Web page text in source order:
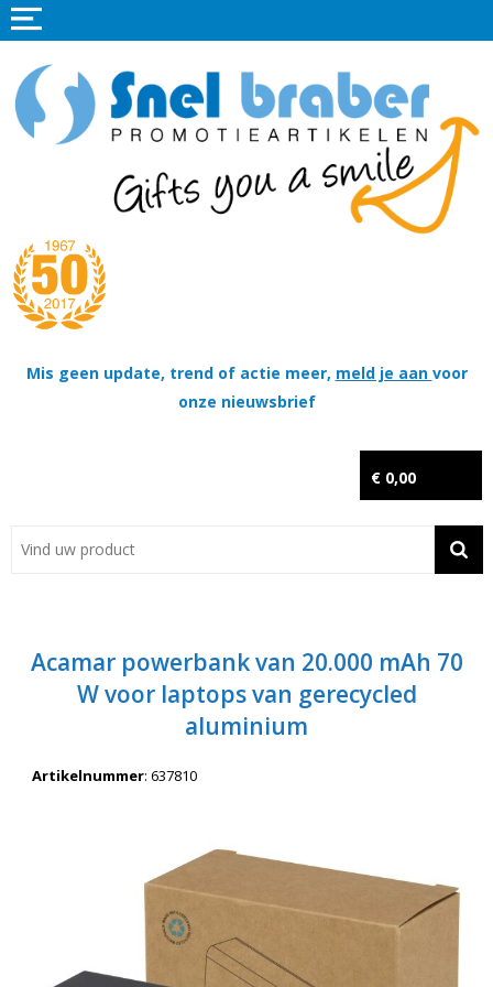
Mis geen update, trend of actie meer, meld je aan voor
onze nieuwsbrief
€ 0,00
Home
Promotieartikelen
Tassen
Thema's
Contact
Wil je snel een advies? Bel nu 053-7920045 of 06-55731304
Acamar powerbank van 20.000 mAh 70
W voor laptops van gerecycled
aluminium
Artikelnummer: 637810